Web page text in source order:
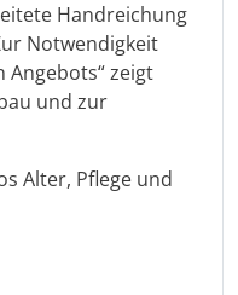
Handreichung
Notwendigkeit
Angebots“ zeigt
und zur
Alter, Pflege und